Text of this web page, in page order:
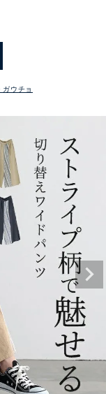
ガウチョ